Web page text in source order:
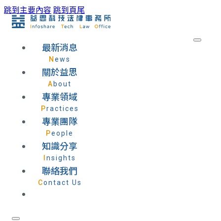
跳到主要內容 跳到頁尾
最新消息
News
關於益思
About
專業領域
Practices
專業團隊
People
知識分享
Insights
聯絡我們
Contact Us